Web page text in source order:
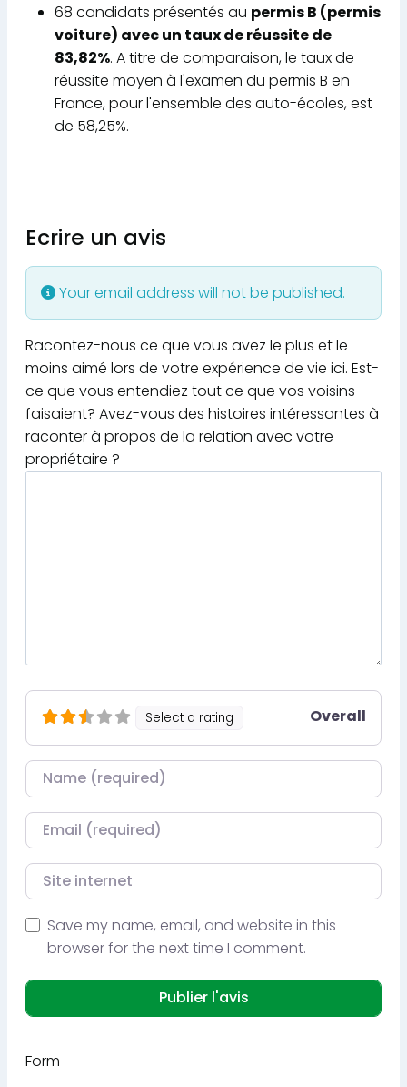
68 candidats présentés au permis B (permis
voiture) avec un taux de réussite de
83,82%. A titre de comparaison, le taux de
réussite moyen à l'examen du permis B en
France, pour l'ensemble des auto-écoles, est
de 58,25%.
Ecrire un avis
Your email address will not be published.
Racontez-nous ce que vous avez le plus et le
moins aimé lors de votre expérience de vie ici. Est-
ce que vous entendiez tout ce que vos voisins
faisaient? Avez-vous des histoires intéressantes à
raconter à propos de la relation avec votre
propriétaire ?
Select a rating Overall
Nom
Courriel
Site internet
Save my name, email, and website in this
browser for the next time I comment.
Form